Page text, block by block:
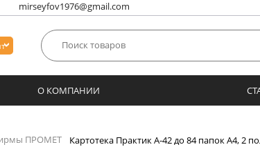
mirseyfov1976@gmail.com
О КОМПАНИИ
ПРОМЕТ Картотека Практик А-42 до 84 папок А4, 2